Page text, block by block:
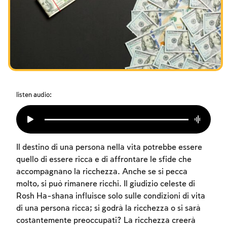
I digiuni commemorativi della distruzione del Tempio
listen audio:
Il destino di una persona nella vita potrebbe essere
quello di essere ricca e di affrontare le sfide che
accompagnano la ricchezza. Anche se si pecca
molto, si può rimanere ricchi. Il giudizio celeste di
Rosh Ha-shana influisce solo sulle condizioni di vita
di una persona ricca; si godrà la ricchezza o si sarà
costantemente preoccupati? La ricchezza creerà